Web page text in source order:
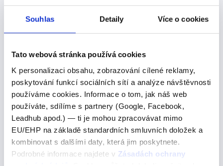
Souhlas Detaily Více o cookies
Tato webová stránka používá cookies
K personalizaci obsahu, zobrazování cílené reklamy,
poskytování funkcí sociálních sítí a analýze návštěvnosti
používáme cookies. Informace o tom, jak náš web
používáte, sdílíme s partnery (Google, Facebook,
Leadhub apod.) — ti je mohou zpracovávat mimo
EU/EHP na základě standardních smluvních doložek a
kombinovat s dalšími daty, která jim poskytnete.
Podrobné informace najdete v Zásadách ochrany
found. Nejoblíbenější atrakcí je železniční stanice, kde
se nachází velká tabule s názvem obce…
her turn
na řadě
Věta "When it was almost her turn, she heard the
security people giving loud and clear instructions"
obsahuje frázi "her turn", která je v angličtině velmi